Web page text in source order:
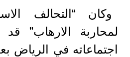
وكان “التحالف
لمحاربة الارهاب”
اجتماعاته في الرياض